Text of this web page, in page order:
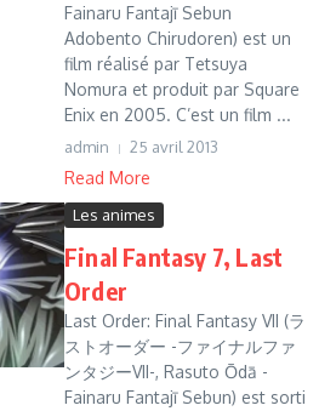
Fainaru Fantajī Sebun
Adobento Chirudoren) est un
film réalisé par Tetsuya
Nomura et produit par Square
Enix en 2005. C’est un film ...
admin 25 avril 2013
Read More
Les animes
Final Fantasy 7, Last
Order
Last Order: Final Fantasy VII (ラ
ストオーダー -ファイナルファ
ンタジーVII-, Rasuto Ōdā -
Fainaru Fantajī Sebun) est sorti